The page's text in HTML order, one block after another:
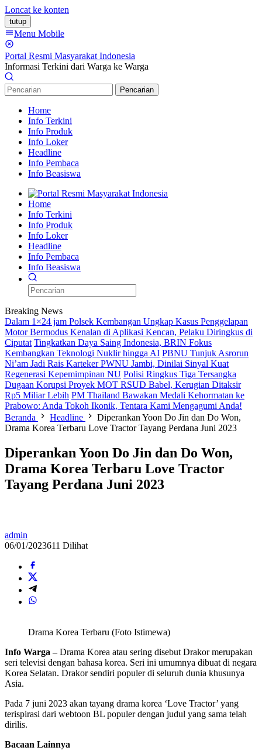
Loncat ke konten
tutup
Menu Mobile
Portal Resmi Masyarakat Indonesia
Informasi Terkini dari Warga ke Warga
Pencarian
Home
Info Terkini
Info Produk
Info Loker
Headline
Info Pembaca
Info Beasiswa
Home
Info Terkini
Info Produk
Info Loker
Headline
Info Pembaca
Info Beasiswa
Breaking News
Dalam 1×24 jam Polsek Kembangan Ungkap Kasus Penggelapan
Motor Bermodus Kenalan di Aplikasi Kencan, Pelaku Diringkus di
Ciputat Tingkatkan Daya Saing Indonesia, BRIN Fokus
Kembangkan Teknologi Nuklir hingga AI PBNU Tunjuk Asrorun
Ni’am Jadi Rais Karteker PWNU Jambi, Dinilai Sinyal Kuat
Regenerasi Kepemimpinan NU Polisi Ringkus Tiga Tersangka
Dugaan Korupsi Proyek MOT RSUD Babel, Kerugian Ditaksir
Rp5 Miliar Lebih PM Thailand Bawakan Medali Kehormatan ke
Prabowo: Anda Tokoh Ikonik, Tentara Kami Mengagumi Anda!
Beranda
Headline
Diperankan Yoon Do Jin dan Do Won,
Drama Korea Terbaru Love Tractor Tayang Perdana Juni 2023
Diperankan Yoon Do Jin dan Do Won,
Drama Korea Terbaru Love Tractor
Tayang Perdana Juni 2023
admin
06/01/2023611 Dilihat
Drama Korea Terbaru (Foto Istimewa)
Info Warga –Drama Korea atau sering disebut Drakor merupakan
seri televisi dengan bahasa korea. Seri ini umumnya dibuat di negara
Korea Selatan. Drakor sendiri populer di seluruh dunia khusunya
Asia.
Pada 7 juni 2023 akan tayang drama korea ‘Love Tractor’ yang
terispirasi dari webtoon BL populer dengan judul yang sama telah
dirilis.
Bacaan Lainnya